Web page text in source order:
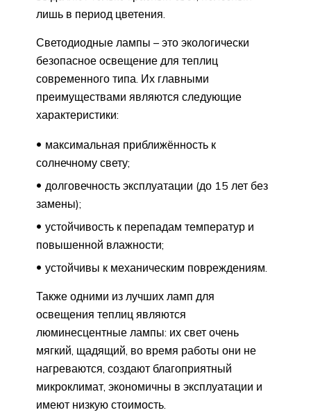
лишь в период цветения.
Светодиодные лампы – это экологически
безопасное освещение для теплиц
современного типа. Их главными
преимуществами являются следующие
характеристики:
максимальная приближённость к
солнечному свету;
долговечность эксплуатации (до 15 лет без
замены);
устойчивость к перепадам температур и
повышенной влажности;
устойчивы к механическим повреждениям.
Также одними из лучших ламп для
освещения теплиц являются
люминесцентные лампы: их свет очень
мягкий, щадящий, во время работы они не
нагреваются, создают благоприятный
микроклимат, экономичны в эксплуатации и
имеют низкую стоимость.